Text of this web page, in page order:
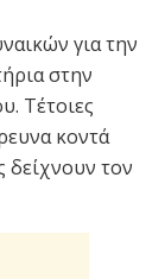
για την
στην
Τέτοιες
κοντά
δείχνουν τον